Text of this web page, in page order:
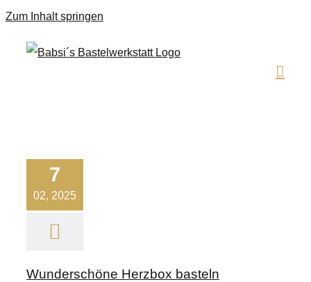
Zum Inhalt springen
7
02, 2025
Wunderschöne Herzbox basteln